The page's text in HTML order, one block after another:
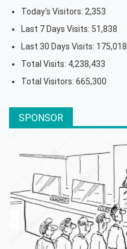
Today's Visitors: 2,353
Last 7 Days Visits: 51,838
Last 30 Days Visits: 175,018
Total Visits: 4,238,433
Total Visitors: 665,300
SPONSOR